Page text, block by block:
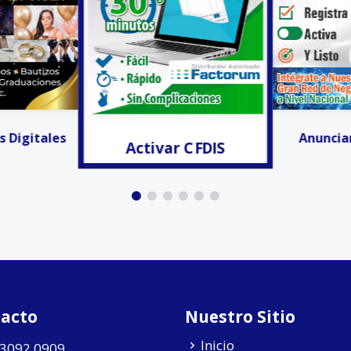
Anunciar Gratis!!!
Nuestro Sitio
Inicio